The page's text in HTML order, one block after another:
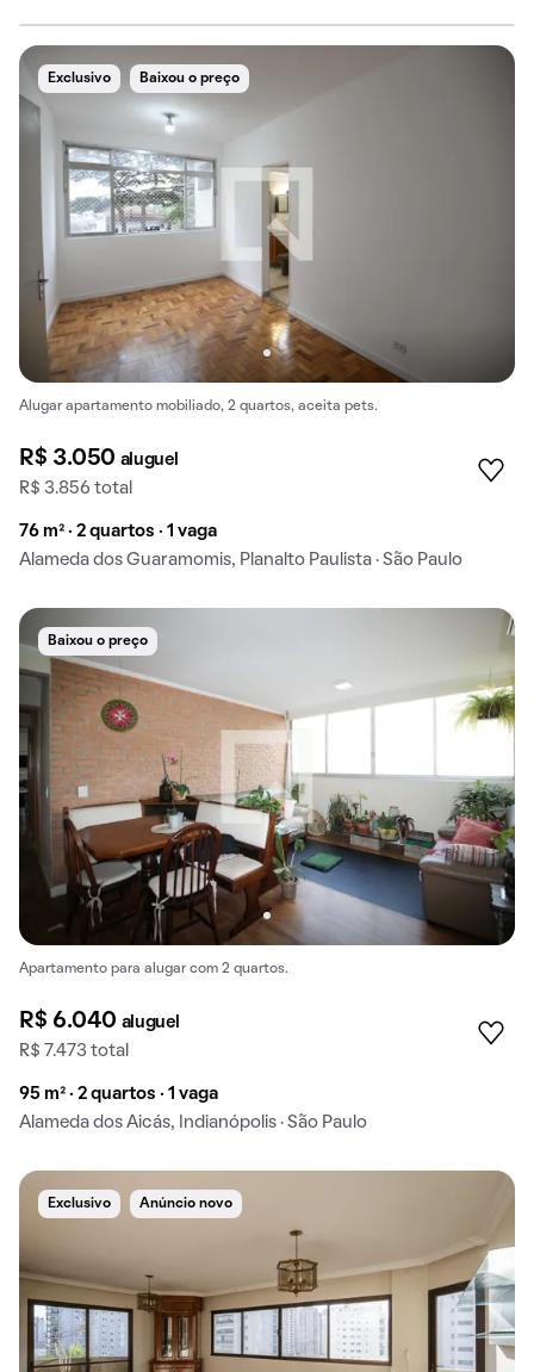
Exclusivo Baixou o preço
Alugar apartamento mobiliado, 2 quartos, aceita pets.
R$ 3.050 aluguel
R$ 3.856 total
76 m² · 2 quartos · 1 vaga
Alameda dos Guaramomis, Planalto Paulista · São Paulo
Baixou o preço
Apartamento para alugar com 2 quartos.
R$ 6.040 aluguel
R$ 7.473 total
95 m² · 2 quartos · 1 vaga
Alameda dos Aicás, Indianópolis · São Paulo
Exclusivo Anúncio novo